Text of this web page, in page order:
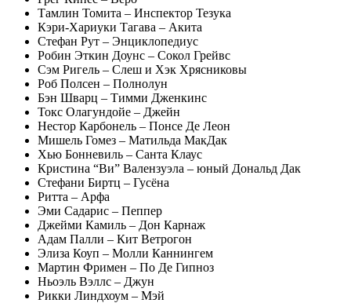
Тамлин Томита – Инспектор Тезука
Кэри-Хариуки Тагава – Акита
Стефан Рут – Энциклопедиус
Робин Эткин Доунс – Сокол Грейвс
Сэм Ригель – Слеш и Хэк Хрясниковы
Роб Полсен – Полнолун
Бэн Шварц – Тимми Дженкинс
Токс Олагундойе – Джейн
Нестор Карбонель – Понсе Де Леон
Мишель Гомез – Матильда МакДак
Хью Бонневиль – Санта Клаус
Кристина “Ви” Валензуэла – юный Дональд Дак
Стефани Биртц – Гусёна
Ритта – Арфа
Эми Садарис – Пеппер
Джейми Камиль – Дон Карнаж
Адам Палли – Кит Ветрогон
Элиза Коуп – Молли Каннингем
Мартин Фримен – По Де Гипноз
Ньоэль Вэллс – Джун
Рикки Линдхоум – Мэй